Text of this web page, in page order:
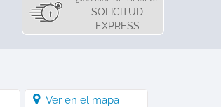
SOLICITUD
EXPRESS
Ver en el mapa